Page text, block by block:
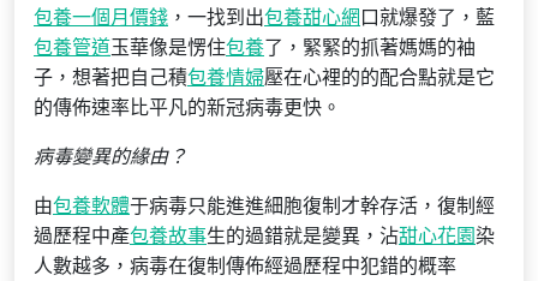
包養一個月價錢 ，一找到出包養甜心網 口就爆發了，藍
包養管道玉華像是愣住包養了，緊緊的抓著媽媽的袖
子，想著把自己積包養情婦壓在心裡的的配合點就是它
的傳佈速率比平凡的新冠病毒更快。
病毒變異的緣由？
由包養軟體于病毒只能進進細胞復制才幹存活，復制經
過歷程中產包養故事生的過錯就是變異，沾甜心花園染
人數越多，病毒在復制傳佈經過歷程中犯錯的概率